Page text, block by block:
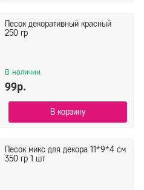
Песок декоративный красный
250 гр
В наличии
99р.
В корзину
Песок микс для декора 11*9*4 см
350 гр 1 шт